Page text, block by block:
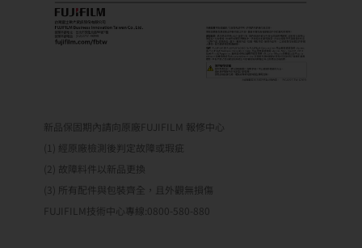
新品保固期內請向原廠FUJIFILM 報修中心
(1) 經原廠檢測後判定故障或瑕疵
(2) 故障料件以新品更換
(3) 所有配件與包裝齊全，且外觀無損傷
FUJIFILM技術中心專線:0800-580-880